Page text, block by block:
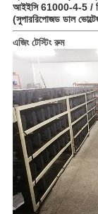
আইইসি 61000-4-5 /
(সুপাররিপোজড ডাল
এজিং টেস্টিং রুম